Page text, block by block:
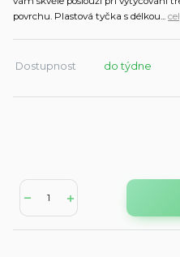
povrchu. Plastová tyčka s délkou...
Dostupnost do týdne